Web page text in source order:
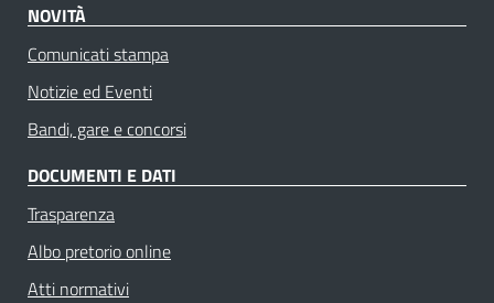
NOVITÀ
Comunicati stampa
Notizie ed Eventi
Bandi, gare e concorsi
DOCUMENTI E DATI
Trasparenza
Albo pretorio online
Atti normativi